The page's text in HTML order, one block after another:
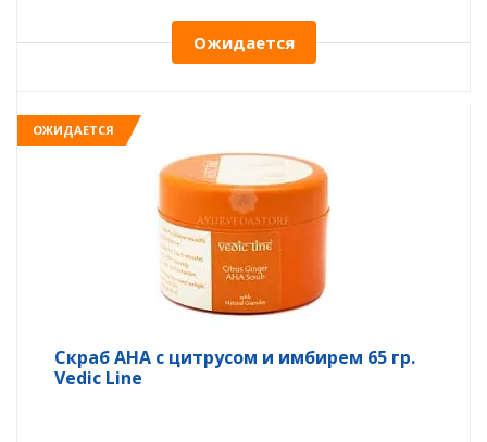
Ожидается
ОЖИДАЕТСЯ
Скраб AНА с цитрусом и имбирем 65 гр.
Vedic Line